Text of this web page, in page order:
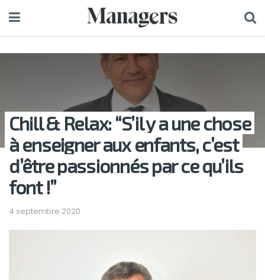
Chill & Relax: “S’il y a une chose
à enseigner aux enfants, c’est
d’être passionnés par ce qu’ils
font !”
4 septembre 2020